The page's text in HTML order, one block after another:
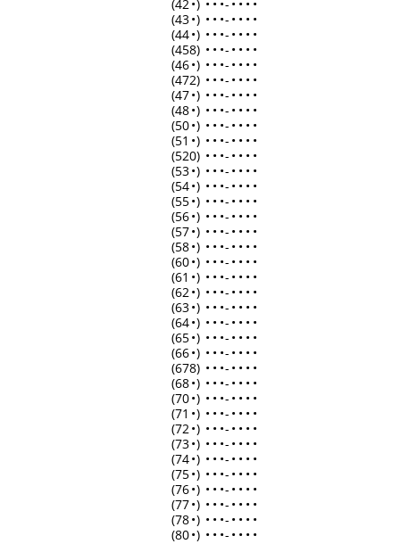
(42•) • • •- • • • •
(43•) • • •- • • • •
(44•) • • •- • • • •
(458) • • •- • • • •
(46•) • • •- • • • •
(472) • • •- • • • •
(47•) • • •- • • • •
(48•) • • •- • • • •
(50•) • • •- • • • •
(51 •) • • •- • • • •
(520) • • •- • • • •
(53•) • • •- • • • •
(54•) • • •- • • • •
(55•) • • •- • • • •
(56•) • • •- • • • •
(57•) • • •- • • • •
(58•) • • •- • • • •
(60•) • • •- • • • •
(61 •) • • •- • • • •
(62•) • • •- • • • •
(63•) • • •- • • • •
(64•) • • •- • • • •
(65•) • • •- • • • •
(66•) • • •- • • • •
(678) • • •- • • • •
(68•) • • •- • • • •
(70•) • • •- • • • •
(71 •) • • •- • • • •
(72•) • • •- • • • •
(73•) • • •- • • • •
(74•) • • •- • • • •
(75•) • • •- • • • •
(76•) • • •- • • • •
(77•) • • •- • • • •
(78•) • • •- • • • •
(80•) • • •- • • • •